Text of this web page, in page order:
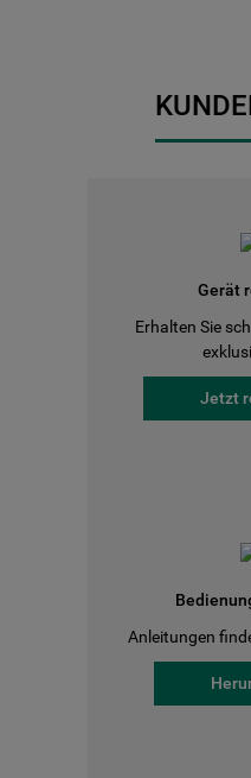
Gerät
Erhalten Sie
Jetzt
Anleitungen